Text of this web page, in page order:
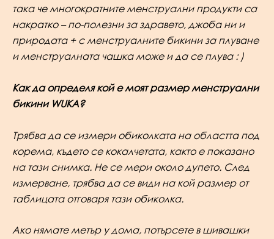
така че многократните менструални продукти са
накратко – по-полезни за здравето, джоба ни и
природата + с менструалните бикини за плуване
и менструалната чашка може и да се плува : )
Как да определя кой е моят размер менструални
бикини WUKA?
Трябва да се измери обиколката на областта под
корема, където се кокалчетата, както е показано
на тази снимка. Не се мери около дупето. След
измерване, трябва да се види на кой размер от
таблицата отговаря тази обиколка.
Ако нямате метър у дома, потърсете в шивашки